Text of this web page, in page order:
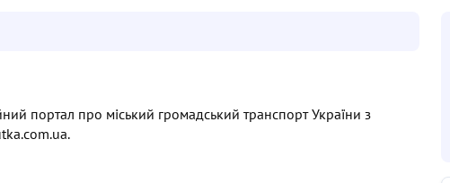
портал про міський громадський транспорт України з